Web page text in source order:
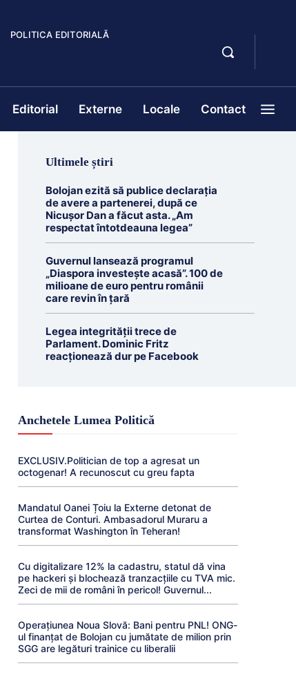
POLITICA EDITORIALĂ
Editorial Externe Locale Contact
Ultimele știri
Bolojan ezită să publice declarația
de avere a partenerei, după ce
Nicușor Dan a făcut asta. „Am
respectat întotdeauna legea”
Guvernul lansează programul
„Diaspora investește acasă”. 100 de
milioane de euro pentru românii
care revin în țară
Legea integrității trece de
Parlament. Dominic Fritz
reacționează dur pe Facebook
Anchetele Lumea Politică
EXCLUSIV.Politician de top a agresat un
octogenar! A recunoscut cu greu fapta
Mandatul Oanei Țoiu la Externe detonat de
Curtea de Conturi. Ambasadorul Muraru a
transformat Washington în Teheran!
Cu digitalizare 12% la cadastru, statul dă vina
pe hackeri și blochează tranzacțiile cu TVA mic.
Zeci de mii de români în pericol! Guvernul...
Operațiunea Noua Slovă: Bani pentru PNL! ONG-
ul finanțat de Bolojan cu jumătate de milion prin
SGG are legături trainice cu liberalii